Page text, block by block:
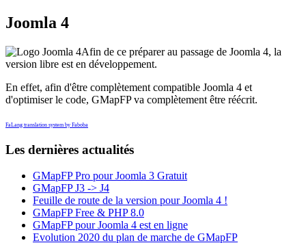
Joomla 4
Afin de ce préparer au passage de Joomla 4, la
version libre est en développement.
En effet, afin d'être complètement compatible Joomla 4 et
d'optimiser le code, GMapFP va complètement être réécrit.
FaLang translation system by Faboba
Les dernières actualités
GMapFP Pro pour Joomla 3 Gratuit
GMapFP J3 -> J4
Feuille de route de la version pour Joomla 4 !
GMapFP Free & PHP 8.0
GMapFP pour Joomla 4 est en ligne
Evolution 2020 du plan de marche de GMapFP